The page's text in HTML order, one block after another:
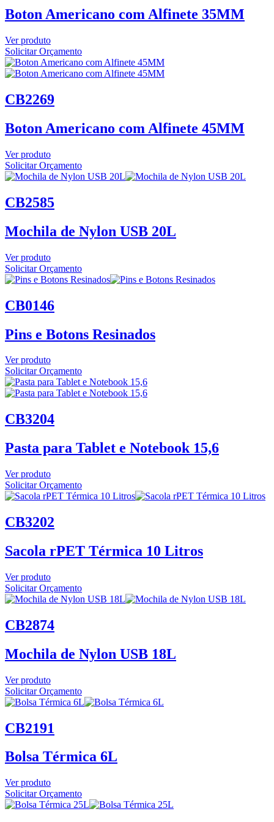
Boton Americano com Alfinete 35MM
Ver produto
Solicitar Orçamento
CB2269
Boton Americano com Alfinete 45MM
Ver produto
Solicitar Orçamento
CB2585
Mochila de Nylon USB 20L
Ver produto
Solicitar Orçamento
CB0146
Pins e Botons Resinados
Ver produto
Solicitar Orçamento
CB3204
Pasta para Tablet e Notebook 15,6
Ver produto
Solicitar Orçamento
CB3202
Sacola rPET Térmica 10 Litros
Ver produto
Solicitar Orçamento
CB2874
Mochila de Nylon USB 18L
Ver produto
Solicitar Orçamento
CB2191
Bolsa Térmica 6L
Ver produto
Solicitar Orçamento